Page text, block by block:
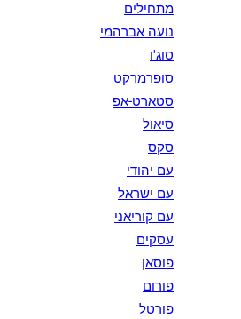
מתחילים
נועה אברהמי
סוג'ו
סופרמרקט
סטארט-אפ
סיאול
סקס
עם יהודי
עם ישראל
עם קוריאני
עסקים
פוסאן
פורום
פורטל